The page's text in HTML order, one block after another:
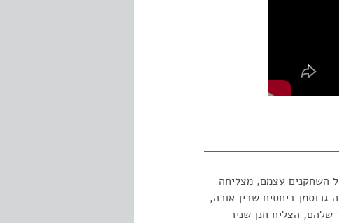
השחקנים עצמם, מצליחה
גרוסמן ביחסים שבין אורה,
שלהם, הצליח חנן שניר